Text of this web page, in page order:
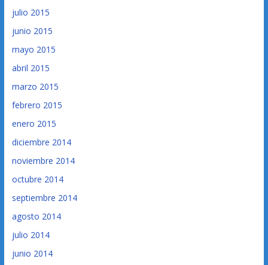
julio 2015
junio 2015
mayo 2015
abril 2015
marzo 2015
febrero 2015
enero 2015
diciembre 2014
noviembre 2014
octubre 2014
septiembre 2014
agosto 2014
julio 2014
junio 2014